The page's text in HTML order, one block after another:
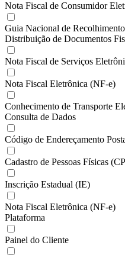
Nota Fiscal de Consumidor
Guia Nacional de
Distribuição de Documentos
Nota Fiscal de Serviços
Nota Fiscal Eletrônica (NF-e)
Conhecimento de Transporte
Consulta de Dados
Código de Endereçamento
Cadastro de Pessoas Físicas
Inscrição Estadual (IE)
Nota Fiscal Eletrônica (NF-e)
Plataforma
Painel do Cliente